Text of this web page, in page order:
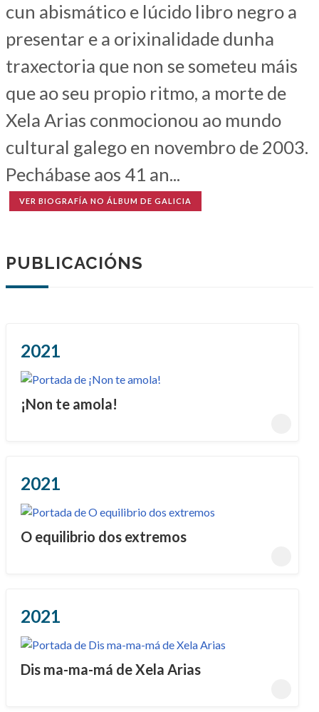
cun abismático e lúcido libro negro a
presentar e a orixinalidade dunha
traxectoria que non se someteu máis
que ao seu propio ritmo, a morte de
Xela Arias conmocionou ao mundo
cultural galego en novembro de 2003.
Pechábase aos 41 an...
VER BIOGRAFÍA NO ÁLBUM DE GALICIA
PUBLICACIÓNS
2021
¡Non te amola!
2021
O equilibrio dos extremos
2021
Dis ma-ma-má de Xela Arias